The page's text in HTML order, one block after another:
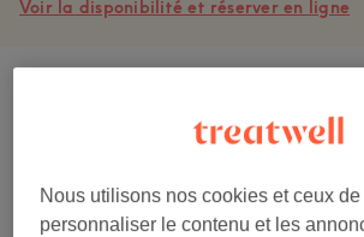
Voir la disponibilité et réserver en ligne
4,9
Nous utilisons nos cookies et ceux
personnaliser le contenu et les